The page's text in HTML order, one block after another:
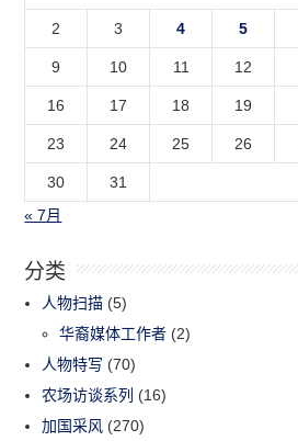
2 3 4 5
9 10 11 12
16 17 18 19
23 24 25 26
30
31
« 7月
分类
人物扫描 (5)
华裔媒体工作者 (2)
人物特写 (70)
农场访谈系列 (16)
加国采风 (270)